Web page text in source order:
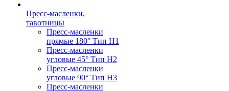
Пресс-масленки,
тавотницы
Пресс-масленки
прямые 180° Тип H1
Пресс-масленки
угловые 45° Тип H2
Пресс-масленки
угловые 90° Тип H3
Пресс-масленки